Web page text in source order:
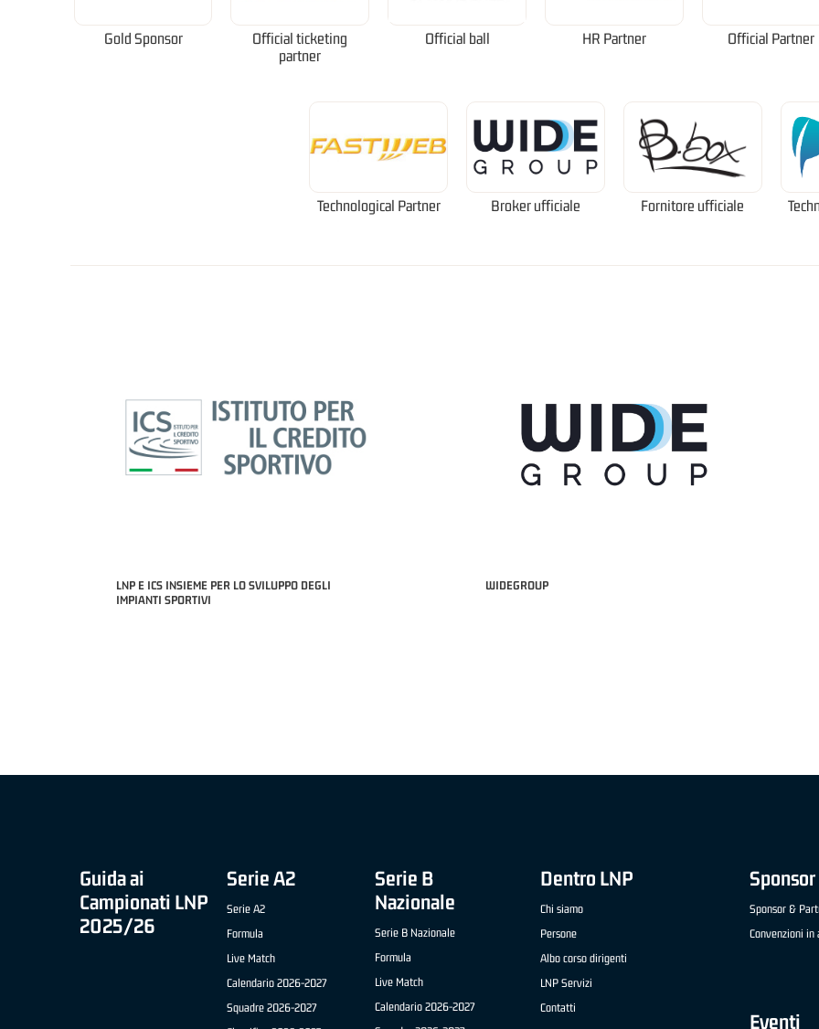
Gold Sponsor
Official ticketing
partner
Official ball HR Partner Official Partner
Technological Partner Broker ufficiale Fornitore ufficiale
LNP E ICS INSIEME PER LO SVILUPPO DEGLI
IMPIANTI SPORTIVI
WIDEGROUP
Guida ai
Campionati LNP
2025/26
Serie A2
Serie A2
Formula
Live Match
Calendario 2026-2027
Squadre 2026-2027
Serie B
Nazionale
Serie B Nazionale
Formula
Live Match
Calendario 2026-2027
Dentro LNP
Chi siamo
Persone
Albo corso dirigenti
LNP Servizi
Contatti
Sponsor &
Convenzioni in
Eventi